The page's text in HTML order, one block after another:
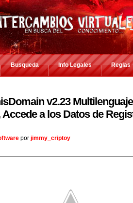
Busqueda Info Legales Reglas
v2.23
Accede a los Datos de
por jimmy_criptoy